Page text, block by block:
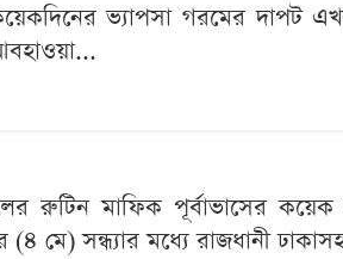
ভ্যাপসা গরমের দাপট
রুটিন মাফিক পূর্বাভাসের
মে) সন্ধ্যার মধ্যে রাজধানী